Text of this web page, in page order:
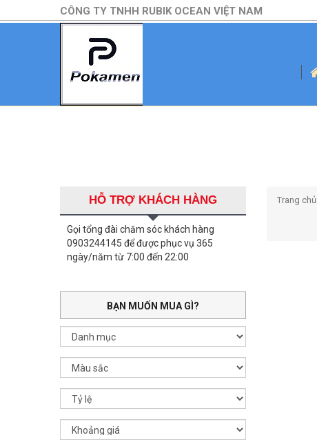
CÔNG TY TNHH RUBIK OCEAN VIỆT NAM
HỖ TRỢ KHÁCH HÀNG
Gọi tổng đài chăm sóc khách hàng
0903244145 để được phục vụ 365
ngày/năm từ 7:00 đến 22:00
BẠN MUỐN MUA GÌ?
Trang chủ